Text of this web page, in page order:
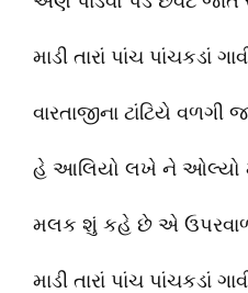
માડી તારાં પાંચ પાંચકડાં
વારતાજીના ટાંટિયે વળગી
હે આલિયો લખે ને ઓલ્યો
મલક શું કહે છે એ
માડી તારાં પાંચ પાંચકડાં